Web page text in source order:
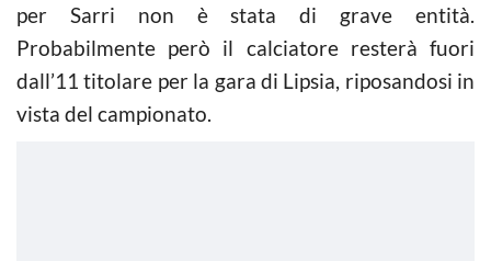
per Sarri non è stata di grave entità.
Probabilmente però il calciatore resterà fuori
dall’11 titolare per la gara di Lipsia, riposandosi in
vista del campionato.